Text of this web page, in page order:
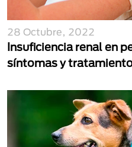
28 Octubre, 2022
Insuficiencia renal en
síntomas y